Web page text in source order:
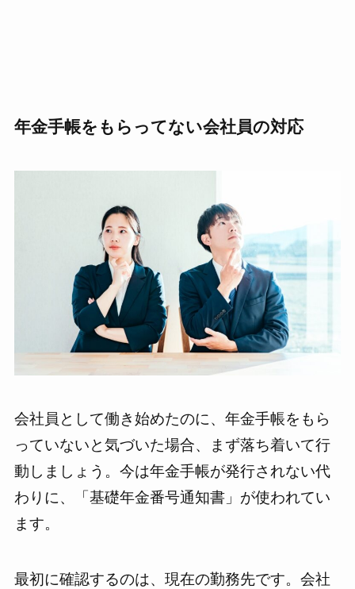
年金手帳をもらってない会社員の対応
会社員として働き始めたのに、年金手帳をもら
っていないと気づいた場合、まず落ち着いて行
動しましょう。今は年金手帳が発行されない代
わりに、「基礎年金番号通知書」が使われてい
ます。
最初に確認するのは、現在の勤務先です。会社